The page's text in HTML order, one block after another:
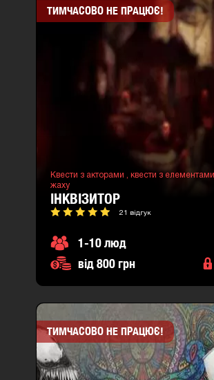
ТИМЧАСОВО НЕ ПРАЦЮЄ!
Квести з акторами , квести з елементами
жаху
ІНКВІЗИТОР
21 відгук
1-10 люд
від 800 грн
ТИМЧАСОВО НЕ ПРАЦЮЄ!